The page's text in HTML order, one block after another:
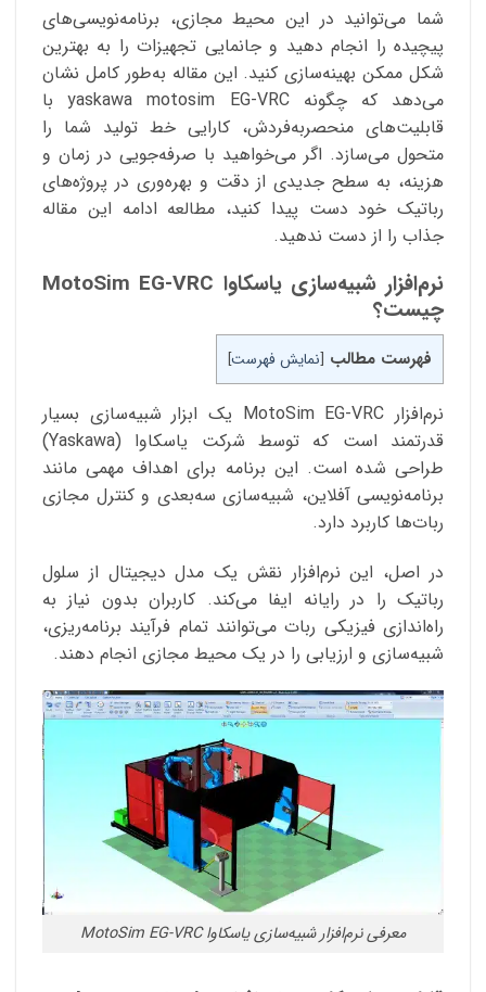
شما می‌توانید در این محیط مجازی، برنامه‌نویسی‌های
پیچیده را انجام دهید و جانمایی تجهیزات را به بهترین
شکل ممکن بهینه‌سازی کنید. این مقاله به‌طور کامل نشان
می‌دهد که چگونه yaskawa motosim EG-VRC با
قابلیت‌های منحصربه‌فردش، کارایی خط تولید شما را
متحول می‌سازد. اگر می‌خواهید با صرفه‌جویی در زمان و
هزینه، به سطح جدیدی از دقت و بهره‌وری در پروژه‌های
رباتیک خود دست پیدا کنید، مطالعه ادامه این مقاله
جذاب را از دست ندهید.
نرم‌افزار شبیه‌سازی یاسکاوا MotoSim EG-VRC
چیست؟
فهرست مطالب [نمایش فهرست]
نرم‌افزار MotoSim EG-VRC یک ابزار شبیه‌سازی بسیار
قدرتمند است که توسط شرکت یاسکاوا (Yaskawa)
طراحی شده است. این برنامه برای اهداف مهمی مانند
برنامه‌نویسی آفلاین، شبیه‌سازی سه‌بعدی و کنترل مجازی
ربات‌ها کاربرد دارد.
در اصل، این نرم‌افزار نقش یک مدل دیجیتال از سلول
رباتیک را در رایانه ایفا می‌کند. کاربران بدون نیاز به
راه‌اندازی فیزیکی ربات می‌توانند تمام فرآیند برنامه‌ریزی،
شبیه‌سازی و ارزیابی را در یک محیط مجازی انجام دهند.
معرفی نرم‌افزار شبیه‌سازی یاسکاوا MotoSim EG-VRC